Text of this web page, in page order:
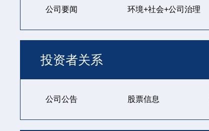
公司要闻 环境+社会+公司治理
投资者关系
公司公告 股票信息